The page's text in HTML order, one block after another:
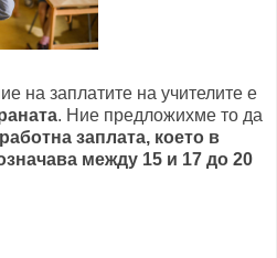
на заплатите на учителите е
. Ние предложихме то да
заплата, което в
между 15 и 17 до 20